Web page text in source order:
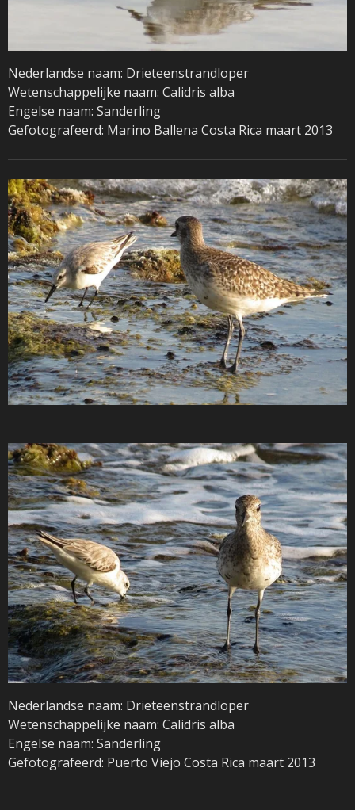
Nederlandse naam: Drieteenstrandloper
Wetenschappelijke naam: Calidris alba
Engelse naam: Sanderling
Gefotografeerd: Marino Ballena Costa Rica maart 2013
Nederlandse naam: Drieteenstrandloper
Wetenschappelijke naam: Calidris alba
Engelse naam: Sanderling
Gefotografeerd: Puerto Viejo Costa Rica maart 2013